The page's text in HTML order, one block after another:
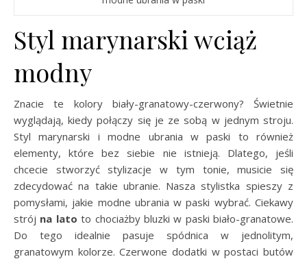
Styl marynarski wciąż
modny
Znacie te kolory biały-granatowy-czerwony? Świetnie
wyglądają, kiedy połączy się je ze sobą w jednym stroju.
Styl marynarski i modne ubrania w paski to również
elementy, które bez siebie nie istnieją. Dlatego, jeśli
chcecie stworzyć stylizacje w tym tonie, musicie się
zdecydować na takie ubranie. Nasza stylistka spieszy z
pomysłami, jakie modne ubrania w paski wybrać. Ciekawy
strój na lato to chociażby bluzki w paski biało-granatowe.
Do tego idealnie pasuje spódnica w jednolitym,
granatowym kolorze. Czerwone dodatki w postaci butów